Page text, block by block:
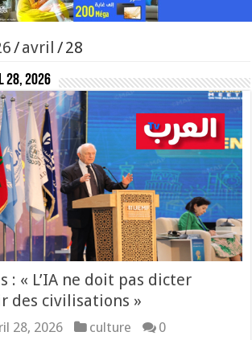
/avril /28
2026
: « L’IA ne doit pas dicter
des civilisations »
28, 2026 culture 0